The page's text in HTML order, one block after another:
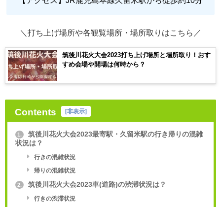
＼打ち上げ場所や各観覧場所・場所取りはこちら／
筑後川花火大会2023打ち上げ場所と場所取り！おす
すめ会場や開場は何時から？
Contents [非表示]
1.
筑後川花火大会2023最寄駅・久留米駅の行き帰りの混雑
状況は？
行きの混雑状況
帰りの混雑状況
2. 筑後川花火大会2023車(道路)の渋滞状況は？
行きの渋滞状況